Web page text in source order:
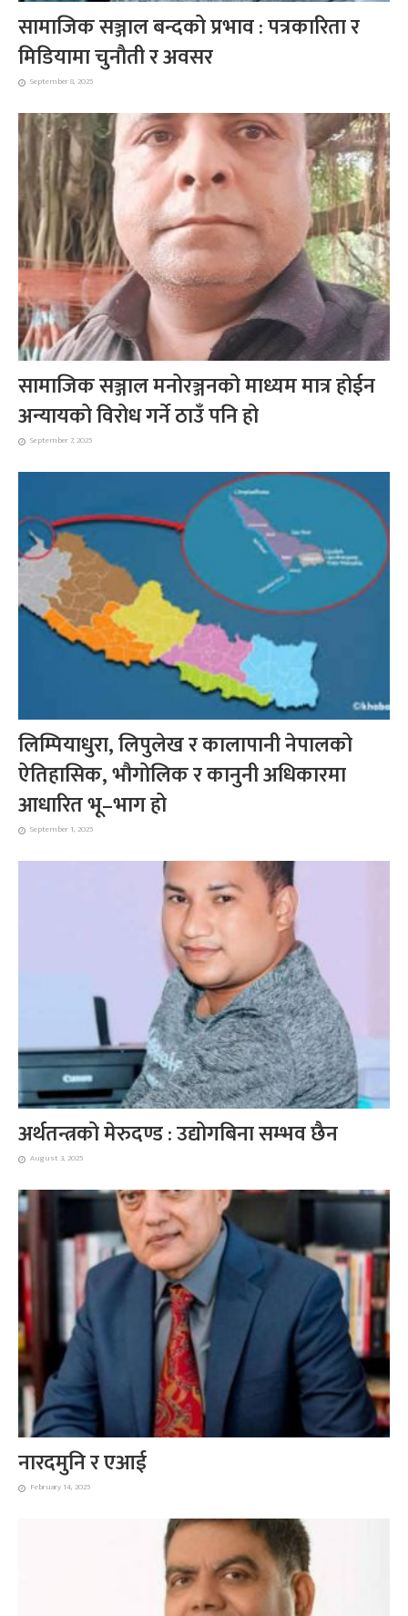
सामाजिक सञ्जाल बन्दको प्रभाव : पत्रकारिता र
मिडियामा चुनौती र अवसर
September 8, 2025
सामाजिक सञ्जाल मनोरञ्जनको माध्यम मात्र होईन
अन्यायको विरोध गर्ने ठाउँ पनि हो
September 7, 2025
लिम्पियाधुरा, लिपुलेख र कालापानी नेपालको
ऐतिहासिक, भौगोलिक र कानुनी अधिकारमा
आधारित भू–भाग हो
September 1, 2025
अर्थतन्त्रको मेरुदण्ड : उद्योगबिना सम्भव छैन
August 3, 2025
नारदमुनि र एआई
February 14, 2025